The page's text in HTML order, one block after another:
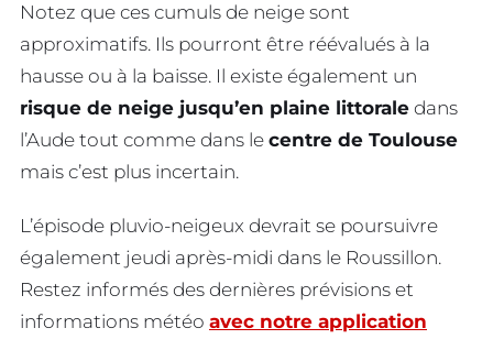
Notez que ces cumuls de neige sont
approximatifs. Ils pourront être réévalués à la
hausse ou à la baisse. Il existe également un
risque de neige jusqu’en plaine littorale dans
l’Aude tout comme dans le centre de Toulouse
mais c’est plus incertain.
L’épisode pluvio-neigeux devrait se poursuivre
également jeudi après-midi dans le Roussillon.
Restez informés des dernières prévisions et
informations météo avec notre application